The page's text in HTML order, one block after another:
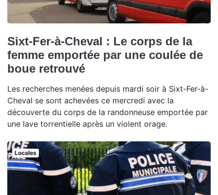
Sixt-Fer-à-Cheval : Le corps de la
femme emportée par une coulée de
boue retrouvé
Les recherches menées depuis mardi soir à Sixt-Fer-à-
Cheval se sont achevées ce mercredi avec la
découverte du corps de la randonneuse emportée par
une lave torrentielle après un violent orage.
Locales